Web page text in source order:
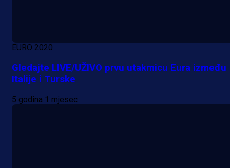
EURO 2020
Gledajte LIVE/UŽIVO prvu utakmicu Eura između
Italije i Turske
5 godina 1 mjesec